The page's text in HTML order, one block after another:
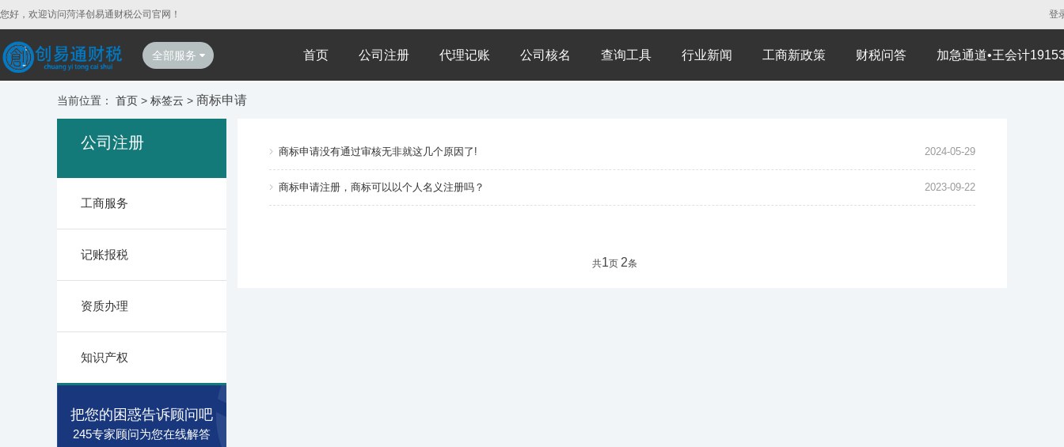
您好，欢迎访问菏泽创易通财税公司官网！ 登
全部服务 首页 公司注册 代理记账 公司核名 查询工具 行业新闻 工商新政策 财税问答 加急通道•王会计
当前位置： 首页 > 标签云 > 商标申请
公司注册
工商服务
记账报税
资质办理
知识产权
把您的困惑告诉顾问吧
245专家顾问为您在线解答
商标申请没有通过审核无非就这几个原因了! 2024-05-29
商标申请注册，商标可以以个人名义注册吗？ 2023-09-22
共1页 2条